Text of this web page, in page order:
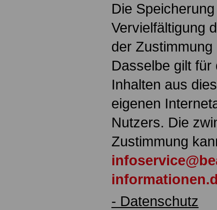
Die
Vervielfältigung
der
Dasselbe gilt
Inhalten aus
eigenen
Nutzers. Die
Zustimmung
- Datenschutz